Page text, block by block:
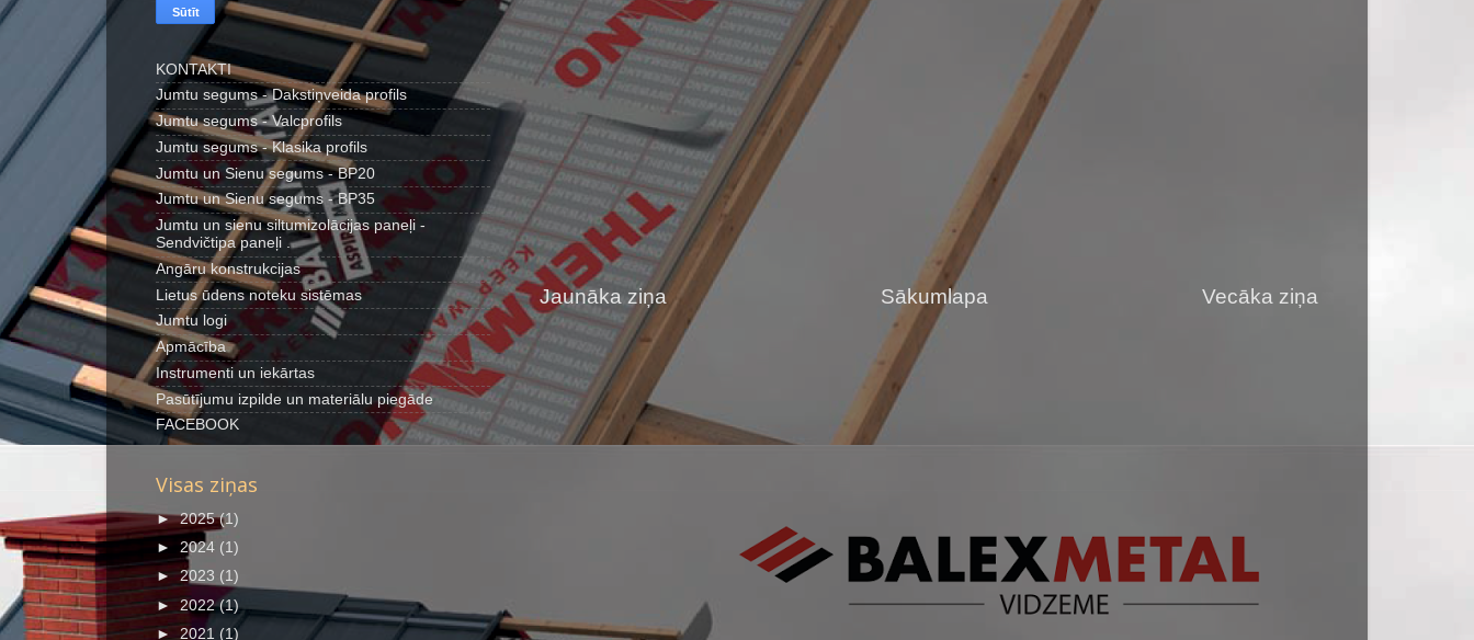
Jaunāka ziņa Vecāka ziņa
Sākumlapa
KONTAKTI
Jumtu segums - Dakstiņveida profils
Jumtu segums - Valcprofils
Jumtu segums - Klasika profils
Jumtu un Sienu segums - BP20
Jumtu un Sienu segums - BP35
Jumtu un sienu siltumizolācijas paneļi -
Sendvičtipa paneļi .
Angāru konstrukcijas
Lietus ūdens noteku sistēmas
Jumtu logi
Apmācība
Instrumenti un iekārtas
Pasūtījumu izpilde un materiālu piegāde
FACEBOOK
Visas ziņas
►2025(1)
► 2024 (1)
► 2023 (1)
► 2022(1)
► 2021 (1)